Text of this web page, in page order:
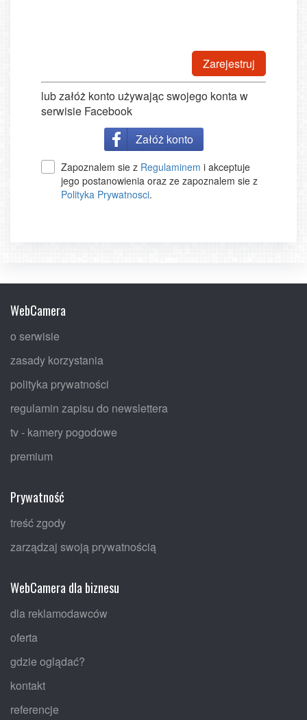
Zarejestruj
lub załóż konto używając swojego konta w
serwisie Facebook
Załóż konto
Zapoznalem sie z Regulaminem i akceptuje
jego postanowienia oraz ze zapoznalem sie z
Polityka Prywatnosci.
WebCamera
o serwisie
zasady korzystania
polityka prywatności
regulamin zapisu do newslettera
tv - kamery pogodowe
premium
Prywatność
treść zgody
zarządzaj swoją prywatnością
WebCamera dla biznesu
dla reklamodawców
oferta
gdzie oglądać?
kontakt
referencje